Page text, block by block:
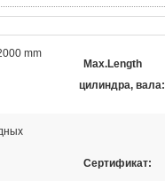
mm
Max.Length
цилиндра, вала:
Сертификат: